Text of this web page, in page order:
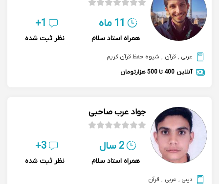
11 ماه
همراه استاد سلام
1+
نظر ثبت شده
عربی , قرآن , شیوه حفظ قرآن کریم
آنلاین 400 تا 500 هزارتومان
جواد عرب صاحبی
2 سال
همراه استاد سلام
3+
نظر ثبت شده
دینی , عربی , قرآن